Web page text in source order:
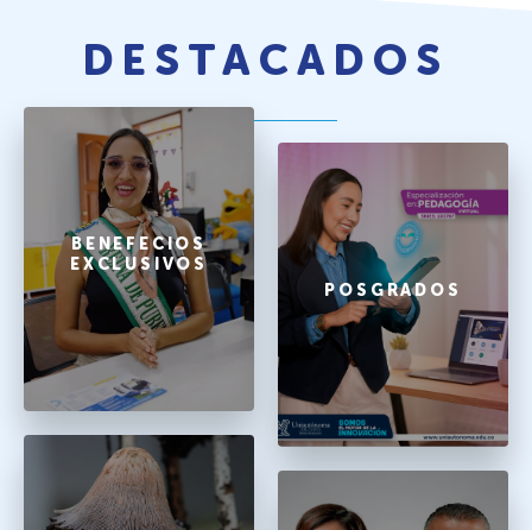
DESTACADOS
BENEFECIOS
EXCLUSIVOS
POSGRADOS